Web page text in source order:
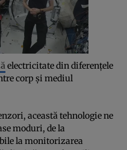
electricitate din diferențele
corp și mediul
această tehnologie ne
moduri, de la
la monitorizarea